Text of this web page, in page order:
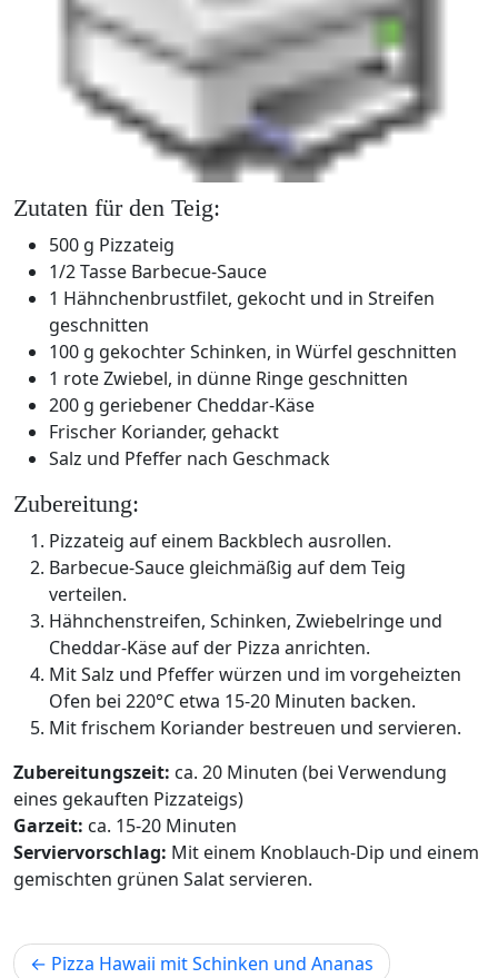
Zutaten für den Teig:
500 g Pizzateig
1/2 Tasse Barbecue-Sauce
1 Hähnchenbrustfilet, gekocht und in Streifen
geschnitten
100 g gekochter Schinken, in Würfel geschnitten
1 rote Zwiebel, in dünne Ringe geschnitten
200 g geriebener Cheddar-Käse
Frischer Koriander, gehackt
Salz und Pfeffer nach Geschmack
Zubereitung:
Pizzateig auf einem Backblech ausrollen.
Barbecue-Sauce gleichmäßig auf dem Teig
verteilen.
Hähnchenstreifen, Schinken, Zwiebelringe und
Cheddar-Käse auf der Pizza anrichten.
Mit Salz und Pfeffer würzen und im vorgeheizten
Ofen bei 220°C etwa 15-20 Minuten backen.
Mit frischem Koriander bestreuen und servieren.
Zubereitungszeit: ca. 20 Minuten (bei Verwendung
eines gekauften Pizzateigs)
Garzeit: ca. 15-20 Minuten
Serviervorschlag: Mit einem Knoblauch-Dip und einem
gemischten grünen Salat servieren.
Beitragsnavigation
Pizza Hawaii mit Schinken und Ananas